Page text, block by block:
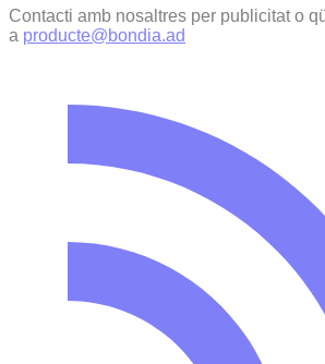
Contacti amb nosaltres per publicitat o
a producte@bondia.ad